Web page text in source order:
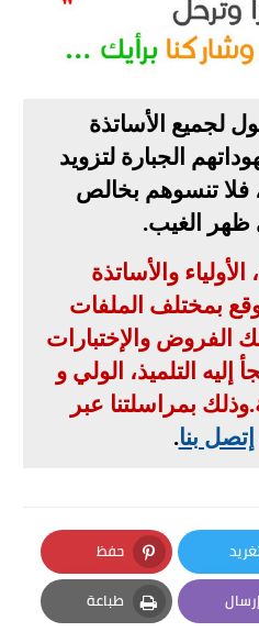
لجميع الأساتذة
الجبارة لتزويد
فلا تنسوهم بخالص
ظهر الغيب.
والأساتذة
بمختلف الملفات
الفروض والإختبارات
إليه التلميذ، الولي و
.وذلك بمراسلتنا عبر
إتصل بنا.
حفظ
Pinterest
إرسال طباعة
Print